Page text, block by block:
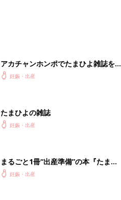
アカチャンホンポでたまひよ雑誌を買
うとポイント10倍【期間限定】
妊娠・出産
たまひよの雑誌
妊娠・出産
まるごと1冊“出産準備”の本『たまご
クラブ 夏号』〈スペシャル大特集〉
妊娠・出産